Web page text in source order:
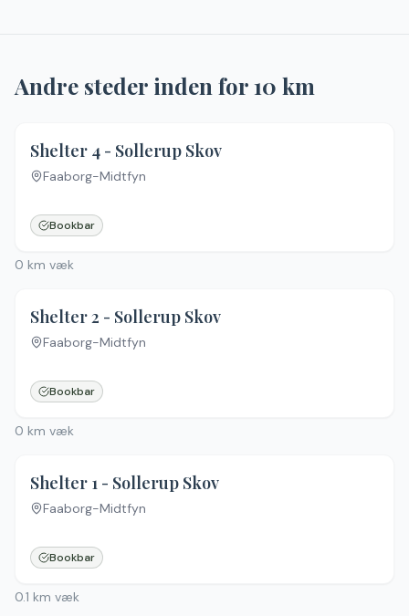
Andre steder inden for10 km
Shelter 4 - Sollerup Skov
Faaborg-Midtfyn
Bookbar
0 km væk
Shelter 2 - Sollerup Skov
Faaborg-Midtfyn
Bookbar
0 km væk
Shelter 1 - Sollerup Skov
Faaborg-Midtfyn
Bookbar
0.1 km væk